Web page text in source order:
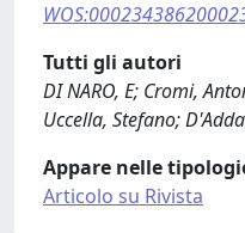
Tutti gli autori
DI NARO, E; Cromi,
Uccella, Stefano;
Appare nelle
Articolo su Rivista